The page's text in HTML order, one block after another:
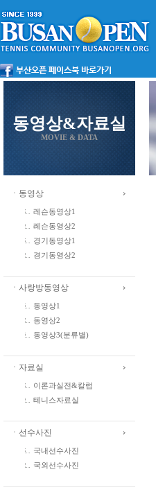
동영상&자료실
MOVIE & DATA
ㆍ동영상
레슨동영상1
레슨동영상2
경기동영상1
경기동영상2
ㆍ사랑방동영상
동영상1
동영상2
동영상3(분류별)
ㆍ자료실
이론과실전&칼럼
테니스자료실
ㆍ선수사진
국내선수사진
국외선수사진